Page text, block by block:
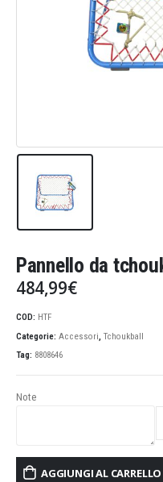
Pannello da
484,99€
COD: HTF
Categorie: Accessori, Tchoukball
Tag: 8808646
Note
AGGIUNGI AL CARRELLO